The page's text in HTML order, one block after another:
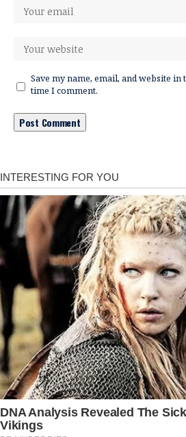
Save my name, email, and website
time I comment.